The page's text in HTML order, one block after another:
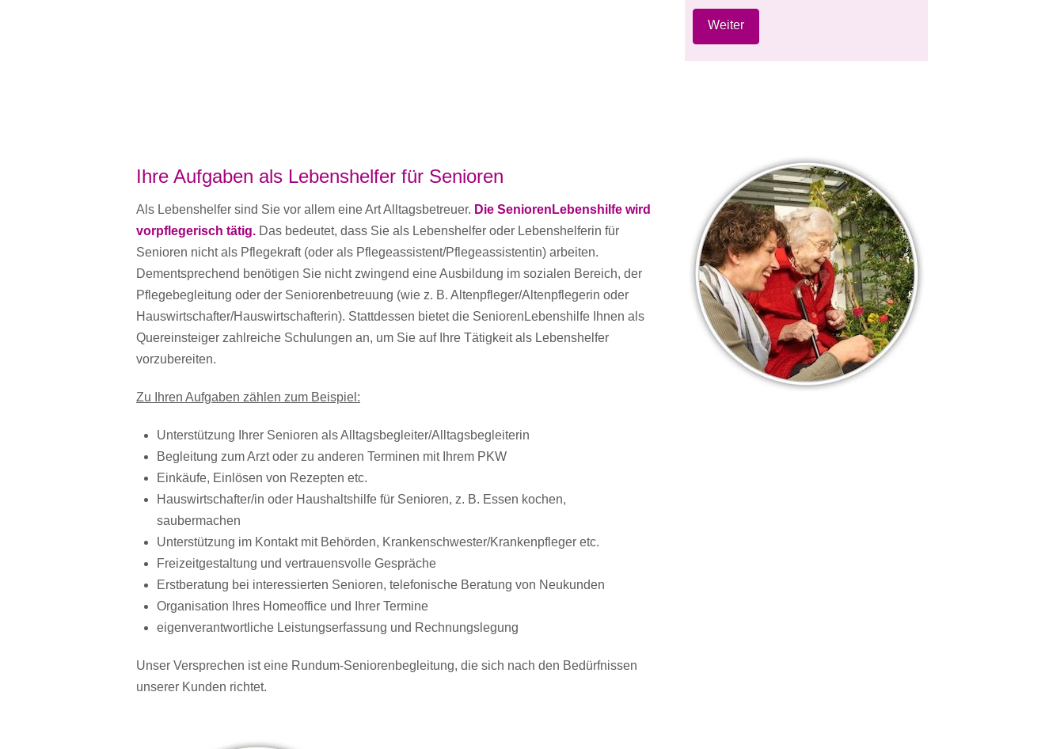
Ihre Aufgaben als Lebenshelfer für Senioren
Als Lebenshelfer sind Sie vor allem eine Art Alltagsbetreuer. Die SeniorenLebenshilfe wird
vorpflegerisch tätig. Das bedeutet, dass Sie als Lebenshelfer oder Lebenshelferin für
Senioren nicht als Pflegekraft (oder als Pflegeassistent/Pflegeassistentin) arbeiten.
Dementsprechend benötigen Sie nicht zwingend eine Ausbildung im sozialen Bereich, der
Pflegebegleitung oder der Seniorenbetreuung (wie z. B. Altenpfleger/Altenpflegerin oder
Hauswirtschafter/Hauswirtschafterin). Stattdessen bietet die SeniorenLebenshilfe Ihnen als
Quereinsteiger zahlreiche Schulungen an, um Sie auf Ihre Tätigkeit als Lebenshelfer
vorzubereiten.
Zu Ihren Aufgaben zählen zum Beispiel:
Unterstützung Ihrer Senioren als Alltagsbegleiter/Alltagsbegleiterin
Begleitung zum Arzt oder zu anderen Terminen mit Ihrem PKW
Einkäufe, Einlösen von Rezepten etc.
Hauswirtschafter/in oder Haushaltshilfe für Senioren, z. B. Essen kochen,
saubermachen
Unterstützung im Kontakt mit Behörden, Krankenschwester/Krankenpfleger etc.
Freizeitgestaltung und vertrauensvolle Gespräche
Erstberatung bei interessierten Senioren, telefonische Beratung von Neukunden
Organisation Ihres Homeoffice und Ihrer Termine
eigenverantwortliche Leistungserfassung und Rechnungslegung
Unser Versprechen ist eine Rundum-Seniorenbegleitung, die sich nach den Bedürfnissen
unserer Kunden richtet.